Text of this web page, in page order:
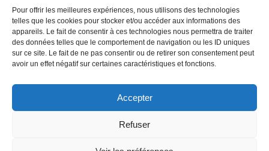
Pour offrir les meilleures expériences, nous utilisons des technologies
telles que les cookies pour stocker et/ou accéder aux informations des
appareils. Le fait de consentir à ces technologies nous permettra de traiter
des données telles que le comportement de navigation ou les ID uniques
sur ce site. Le fait de ne pas consentir ou de retirer son consentement peut
avoir un effet négatif sur certaines caractéristiques et fonctions.
Accepter
Refuser
Hypnothérapeutes Suisse
Hypnothérapeutes Pays-Bas
Hypnothérapeutes Espagne
Hypnothérapeutes Egypte
Hypnothérapeutes Nicaragua